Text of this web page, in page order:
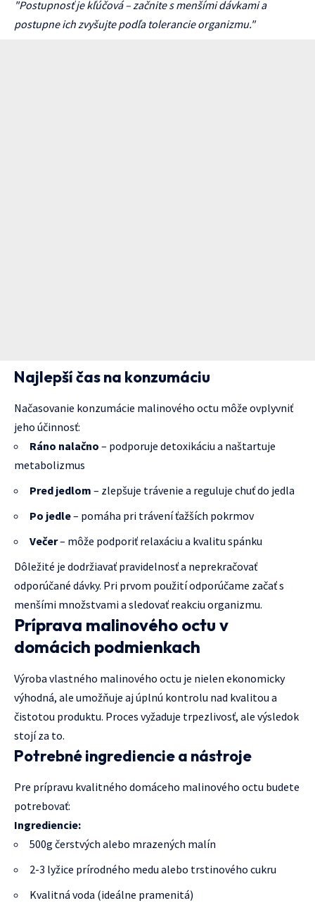
"Postupnosť je kľúčová – začnite s menšími dávkami a
postupne ich zvyšujte podľa tolerancie organizmu."
Najlepší čas na konzumáciu
Načasovanie konzumácie malinového octu môže ovplyvniť
jeho účinnosť:
Ráno nalačno – podporuje detoxikáciu a naštartuje
metabolizmus
Pred jedlom – zlepšuje trávenie a reguluje chuť do jedla
Po jedle– pomáha pri trávení ťažších pokrmov
Večer– môže podporiť relaxáciu a kvalitu spánku
Dôležité je dodržiavať pravidelnosť a neprekračovať
odporúčané dávky. Pri prvom použití odporúčame začať s
menšími množstvami a sledovať reakciu organizmu.
Príprava malinového octu v
domácich podmienkach
Výroba vlastného malinového octu je nielen ekonomicky
výhodná, ale umožňuje aj úplnú kontrolu nad kvalitou a
čistotou produktu. Proces vyžaduje trpezlivosť, ale výsledok
stojí za to.
Potrebné ingrediencie a nástroje
Pre prípravu kvalitného domáceho malinového octu budete
potrebovať:
Ingrediencie:
500g čerstvých alebo mrazených malín
2-3 lyžice prírodného medu alebo trstinového cukru
Kvalitná voda (ideálne pramenitá)